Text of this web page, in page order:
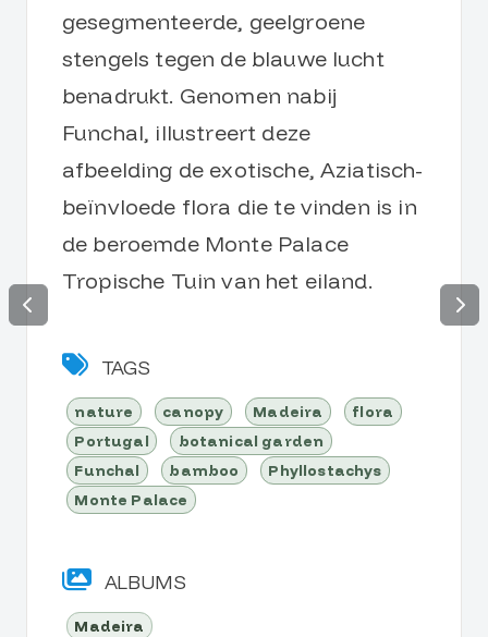
gesegmenteerde, geelgroene
stengels tegen de blauwe lucht
benadrukt. Genomen nabij
Funchal, illustreert deze
afbeelding de exotische, Aziatisch-
beïnvloede flora die te vinden is in
de beroemde Monte Palace
Tropische Tuin van het eiland.
TAGS
nature canopy Madeira
flora
Portugal
botanical garden
Funchal
bamboo
Phyllostachys
Monte Palace
ALBUMS
Madeira